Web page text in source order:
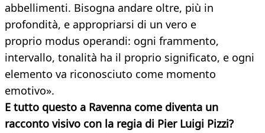
abbellimenti. Bisogna andare oltre, più in
profondità, e appropriarsi di un vero e
proprio modus operandi: ogni frammento,
intervallo, tonalità ha il proprio significato, e ogni
elemento va riconosciuto come momento
emotivo».
E tutto questo a Ravenna come diventa un
racconto visivo con la regia di Pier Luigi Pizzi?